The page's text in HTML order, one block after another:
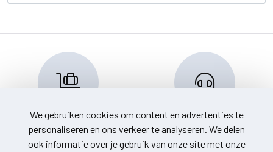
Reserveren en info
info@travelnoord.nl
Klantenservice
088 - 058 0500
We gebruiken cookies om content en advertenties te
personaliseren en ons verkeer te analyseren. We delen
ook informatie over je gebruik van onze site met onze